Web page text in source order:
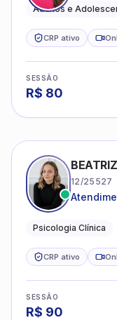
Adultos e
CRP ativo
SESSÃO
R$ 80
12/25527
Psicologia Clínica
CRP ativo
SESSÃO
R$ 90